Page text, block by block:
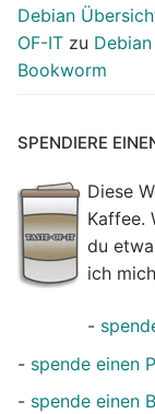
Debian
OF-IT zu
Bookworm
SPENDIERE
Diese
Kaffee.
du
ich
-
- spende einen
- spende einen